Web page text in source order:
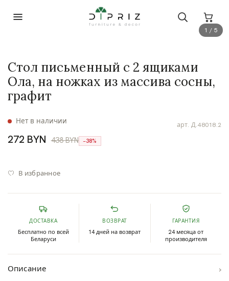
1 / 5
арт. Д.48018.2
Нет в наличии
Стол письменный с 2 ящиками
Ола, на ножках из массива сосны,
графит
272 BYN 438 BYN −38%
В избранное
ДОСТАВКА
Бесплатно по всей
Беларуси
ВОЗВРАТ
14 дней на возврат
ГАРАНТИЯ
24 месяца от
производителя
Описание ›